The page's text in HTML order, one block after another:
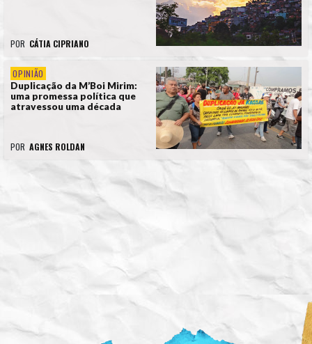
POR CÁTIA CIPRIANO
OPINIÃO
Duplicação da M’Boi Mirim:
uma promessa política que
atravessou uma década
POR AGNES ROLDAN